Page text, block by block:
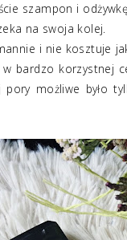
szampon i
na swoja kolej.
i nie kosztuje
bardzo korzystnej
możliwe było